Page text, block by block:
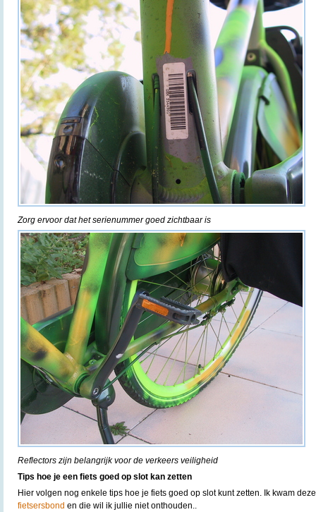
Zorg ervoor dat het serienummer goed zichtbaar is
Reflectors zijn belangrijk voor de verkeers veiligheid
Tips hoe je een fiets goed op slot kan zetten
Hier volgen nog enkele tips hoe je fiets goed op slot kunt zetten. Ik kwam
fietsersbond en die wil ik jullie niet onthouden..